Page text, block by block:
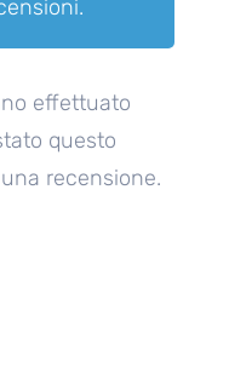
effettuato
questo
recensione.